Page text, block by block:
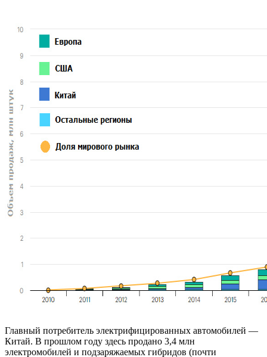
Главный потребитель электрифицированных автомобилей —
Китай. В прошлом году здесь продано 3,4 млн
электромобилей и подзаряжаемых гибридов (почти